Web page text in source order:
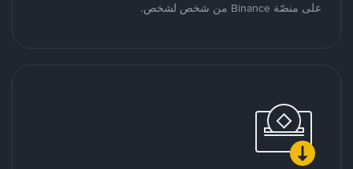
على منصّة Binance من شخص لشخص.